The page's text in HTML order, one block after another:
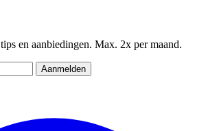
en aanbiedingen. Max. 2x per maand.
Aanmelden